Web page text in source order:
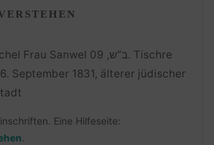
Eine Hilfeseite: